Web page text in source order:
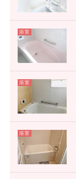
浴室
浴室
浴室